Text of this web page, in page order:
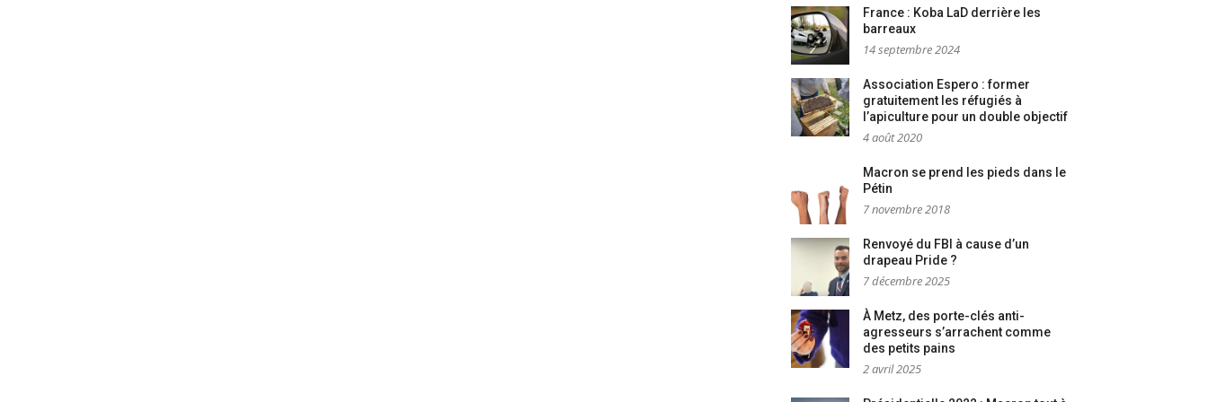
France : Koba LaD derrière les
barreaux
14 septembre 2024
Association Espero : former
gratuitement les réfugiés à
l’apiculture pour un double objectif
4 août 2020
Macron se prend les pieds dans le
Pétin
7 novembre 2018
Renvoyé du FBI à cause d’un
drapeau Pride ?
7 décembre 2025
À Metz, des porte-clés anti-
agresseurs s’arrachent comme
des petits pains
2 avril 2025